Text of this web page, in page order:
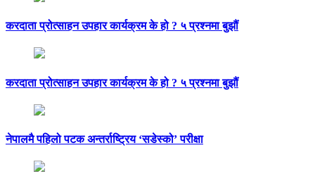
करदाता प्रोत्साहन उपहार कार्यक्रम के हो ? ५ प्रश्नमा बुझौं
करदाता प्रोत्साहन उपहार कार्यक्रम के हो ? ५ प्रश्नमा बुझौं
नेपालमै पहिलो पटक अन्तर्राष्ट्रिय ‘सडेस्को’ परीक्षा